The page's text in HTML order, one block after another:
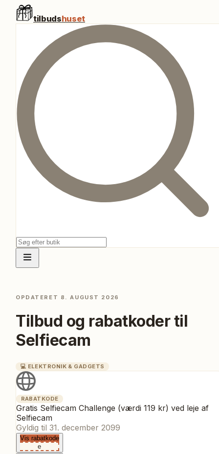
tilbudshuset
OPDATERET 8. AUGUST 2026
Tilbud og rabatkoder til
Selfiecam
💻 ELEKTRONIK & GADGETS
RABATKODE
Gratis Selfiecam Challenge (værdi 119 kr) ved leje af
Selfiecam
Gyldig til 31. december 2099
Vis rabatkode
e